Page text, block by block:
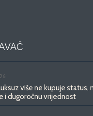
više ne kupuje status,
i dugoročnu vrijednost